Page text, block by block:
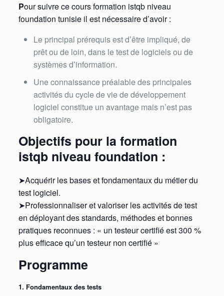
Pour suivre ce cours formation istqb niveau
foundation tunisie il est nécessaire d’avoir :
Le principal prérequis est d’être impliqué, de
prêt ou de loin, dans le test de logiciels ou de
systèmes d’information.
Une connaissance préalable des principales
activités du cycle de vie de développement
logiciel constitue un avantage mais n’est pas
obligatoire.
Objectifs pour la formation
istqb niveau foundation :
➤Acquérir les bases et fondamentaux du métier du
test logiciel.
➤Professionnaliser et valoriser les activités de test
en déployant des standards, méthodes et bonnes
pratiques reconnues : « un testeur certifié est 300 %
plus efficace qu’un testeur non certifié »
Programme
1. Fondamentaux des tests